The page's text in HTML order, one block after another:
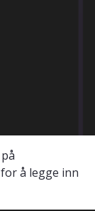
å legge inn